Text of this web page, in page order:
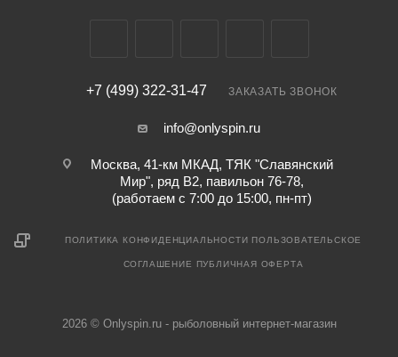
+7 (499) 322-31-47 ЗАКАЗАТЬ ЗВОНОК
info@onlyspin.ru
Москва, 41-км МКАД, ТЯК "Славянский
Мир", ряд В2, павильон 76-78,
(работаем с 7:00 до 15:00, пн-пт)
ПОЛИТИКА КОНФИДЕНЦИАЛЬНОСТИ ПОЛЬЗОВАТЕЛЬСКОЕ
СОГЛАШЕНИЕ ПУБЛИЧНАЯ ОФЕРТА
2026 © Onlyspin.ru - рыболовный интернет-магазин